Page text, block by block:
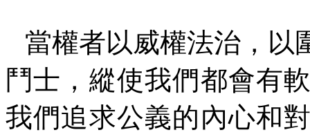
當權者以威權法治，以
鬥士，縱使我們都會有
我們追求公義的內心和